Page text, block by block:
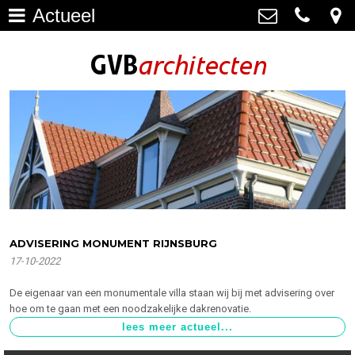
Bouwhistorie >
Onderhoud >
impressie oudere projecten >
Actueel
Contact >
GVB architecten
Haagweg 4-G3, 2311 AA Leiden
info@gvbarchitecten.nl
Actueel
ADVISERING MONUMENT RIJNSBURG
17-10-2022
De eigenaar van een monumentale villa staan wij bij met advisering over
hoe om te gaan met een noodzakelijke dakrenovatie.